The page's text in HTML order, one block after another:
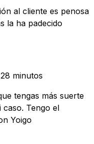
al cliente es penosa
la ha padecido
minutos
tengas más suerte
caso. Tengo el
Yoigo